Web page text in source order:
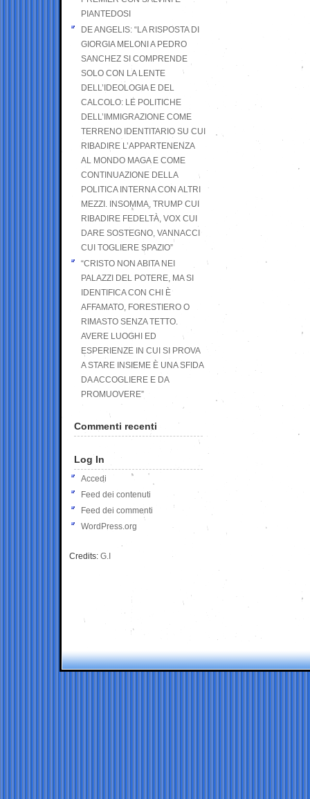
PIANTEDOSI
DE ANGELIS: “LA RISPOSTA DI
GIORGIA MELONI A PEDRO
SANCHEZ SI COMPRENDE
SOLO CON LA LENTE
DELL’IDEOLOGIA E DEL
CALCOLO: LE POLITICHE
DELL’IMMIGRAZIONE COME
TERRENO IDENTITARIO SU CUI
RIBADIRE L’APPARTENENZA
AL MONDO MAGA E COME
CONTINUAZIONE DELLA
POLITICA INTERNA CON ALTRI
MEZZI. INSOMMA, TRUMP CUI
RIBADIRE FEDELTÀ, VOX CUI
DARE SOSTEGNO, VANNACCI
CUI TOGLIERE SPAZIO”
“CRISTO NON ABITA NEI
PALAZZI DEL POTERE, MA SI
IDENTIFICA CON CHI È
AFFAMATO, FORESTIERO O
RIMASTO SENZA TETTO.
AVERE LUOGHI ED
ESPERIENZE IN CUI SI PROVA
A STARE INSIEME È UNA SFIDA
DA ACCOGLIERE E DA
PROMUOVERE”
Commenti recenti
Log In
Accedi
Feed dei contenuti
Feed dei commenti
WordPress.org
Credits: G.I